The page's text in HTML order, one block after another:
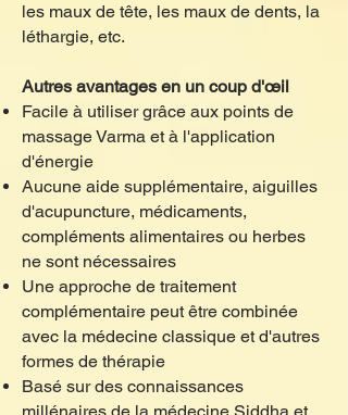
les maux de tête, les maux de dents, la
léthargie, etc.
Autres avantages en un coup d'œil
Facile à utiliser grâce aux points de
massage Varma et à l'application
d'énergie
Aucune aide supplémentaire, aiguilles
d'acupuncture, médicaments,
compléments alimentaires ou herbes
ne sont nécessaires
Une approche de traitement
complémentaire peut être combinée
avec la médecine classique et d'autres
formes de thérapie
Basé sur des connaissances